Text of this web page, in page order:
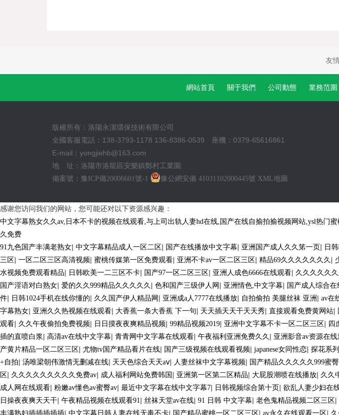
友
網站首頁 關于我們 公司動態 業務范圍
版權所有：洛陽永潔環保技術有限公司
全國客服電話：138-3793-1178 136-8386-0539 座機：0379-65616861
E-mail：yongjiehb@163.com
地 址：洛陽市洛龍區安樂鎮鄭村工業園
備案號： 豫ICP備20006601號-1 豫公網安備 41031102000445號 XML地圖
感谢您访问我们的网站，您可能还对以下资源感兴趣：
中文字幕熟女久久av,日本不卡的视频在线观看,与上司出轨人妻hd在线,国产在线自揄拍揄视频网站,ysl热门
久免费
91九色国产丰满老熟女| 中文字幕精品成人一区二区 | 国产在线播放中文字幕| 亚洲国产成人久久笫一页| 日
三区 | 一区二区三区高清视频| 蜜桃传媒第一区免费观看| 亚洲不卡av一区二区三区 | 精品69久久久久久久久 |
水视频免费观看精品| 日韩欧美一二三区不卡| 国产97一区二区三区 | 亚洲人成色6666在线观看| 久久久久久
国产淫语对白熟女| 爱的久久999精品久久久久久 | 色和国产三级伊人网 | 亚洲情色,中文字幕| 国产成人综合在
件| 日韩1024手机在线你懂的| 久久国产伊人精品网 | 亚洲成a人7777在线播放| 自拍偷拍 美腿丝袜 亚洲 | av在
字幕熟女| 亚洲久久热视频在线观看| 大香蕉一条大香蕉 下一句| 天天插天天干天天秀| 直接观看免费黄网站|
观看| 久久午夜偷拍免费视频| 日日摸夜夜爽精品视频| 99精品视频2019| 亚洲中文字幕不卡一区二区三区 | 四
插的直喷白浆| 高清av在线中文字幕| 青青网中文字幕在线观看| 午夜福利亚洲免费久久 | 亚洲影音av资源在
产黄片精品一区二区三区 | 尤物tv国产精品看片在线| 国产三级视频在线观看视频| japanese女同性恋| 探花系
+自拍| 汤唯梁朝伟激情无删减在线| 天天色综合天天aⅴ| 人妻丝袜中文字幕视频| 国产精品久久久久久999蜜臀
区 | 久久久久久久久久久免费av| 成人福利网站免费韩国 | 亚洲第一区第二区精品| 大屁股潮喷在线播放| 久久
成人网在线观看| 粉嫩av懂色av蜜臀av| 最近中文字幕在线中文字幕7| 日韩视频综合第十页| 欲乱人妻少妇在
日操夜夜爽天天干| 午夜精品视频在线观看91| 丝袜天堂av在线| 91 日韩 中文字幕| 老色鬼精品视频二区三区 |
丰满熟妇插插插插插| 中文字幕日韩人妻在线无毒不卡| 国产精品蜜桃一区二区三区 | av永久在线观看一区 |